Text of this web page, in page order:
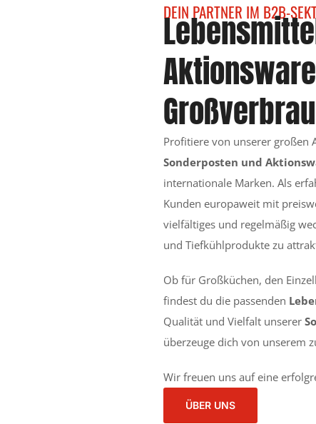
DEIN PARTNER IM B2B-
Profitiere von unserer großen
Sonderposten und
internationale Marken. Als
Kunden europaweit mit
vielfältiges und regelmäßig
und Tiefkühlprodukte zu
Ob für Großküchen, den
findest du die passenden
Qualität und Vielfalt unserer
überzeuge dich von unserem
Wir freuen uns auf eine
ÜBER UNS